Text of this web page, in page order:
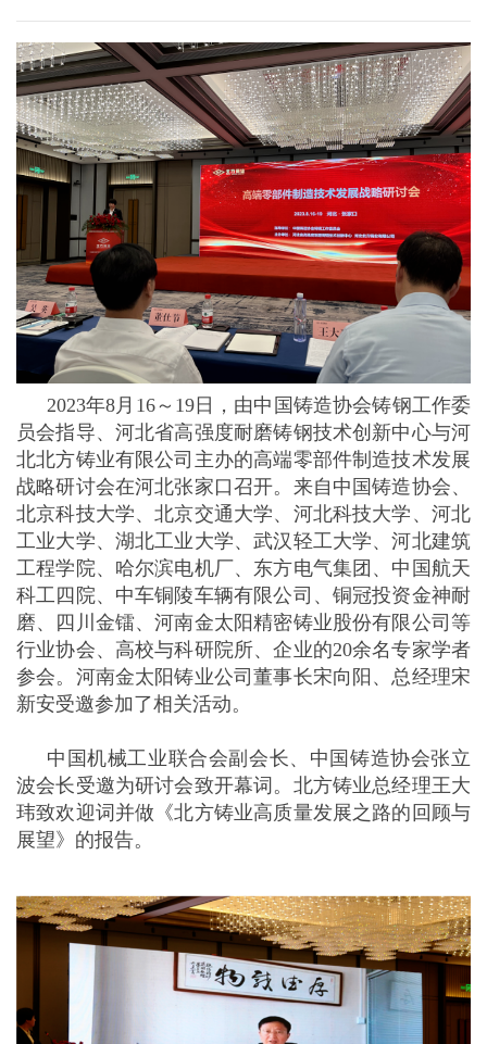
2023年8月16～19日，由中国铸造协会铸钢工作委
员会指导、河北省高强度耐磨铸钢技术创新中心与河
北北方铸业有限公司主办的高端零部件制造技术发展
战略研讨会在河北张家口召开。来自中国铸造协会、
北京科技大学、北京交通大学、河北科技大学、河北
工业大学、湖北工业大学、武汉轻工大学、河北建筑
工程学院、哈尔滨电机厂、东方电气集团、中国航天
科工四院、中车铜陵车辆有限公司、铜冠投资金神耐
磨、四川金镭、河南金太阳精密铸业股份有限公司等
行业协会、高校与科研院所、企业的20余名专家学者
参会。河南金太阳铸业公司董事长宋向阳、总经理宋
新安受邀参加了相关活动。
中国机械工业联合会副会长、中国铸造协会张立
波会长受邀为研讨会致开幕词。北方铸业总经理王大
玮致欢迎词并做《北方铸业高质量发展之路的回顾与
展望》的报告。